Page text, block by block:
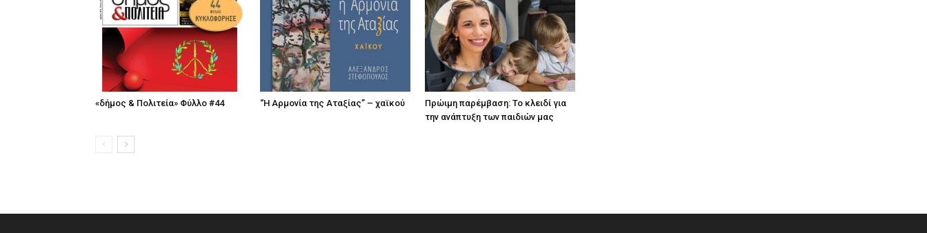
«δήμος & Πολιτεία» Φύλλο #44 “Η Αρμονία της Αταξίας” – χαϊκού
Πρώιμη παρέμβαση: Το κλειδί για
την ανάπτυξη των παιδιών µας